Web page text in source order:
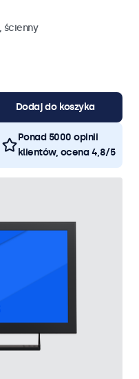
ścienny
Dodaj do koszyka
Ponad 5000 opinii
klientów, ocena 4,8/5